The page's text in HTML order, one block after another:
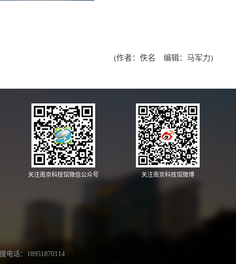
(作者：佚名 编辑：马军力)
关注南京科技馆微信公众号 关注南京科技馆微博
电话：18951870114